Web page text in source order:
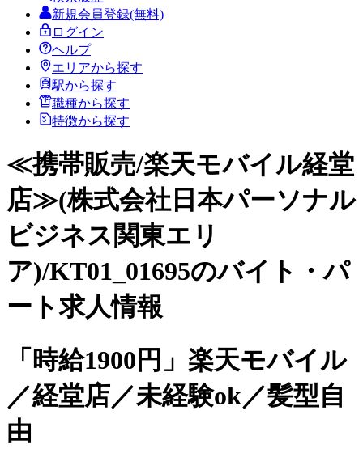
新規会員登録(無料)
ログイン
ヘルプ
エリアから探す
駅から探す
職種から探す
特徴から探す
≪携帯販売/楽天モバイル経堂
店≫(株式会社日本パーソナル
ビジネス関東エリ
ア)/KT01_01695のバイト・パ
ート求人情報
「時給1900円」楽天モバイル
／経堂店／未経験ok／髪型自
由